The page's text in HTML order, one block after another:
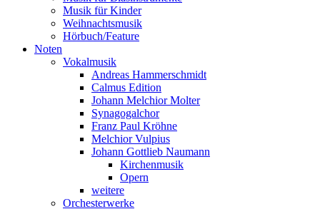
Musik für Kinder
Weihnachtsmusik
Hörbuch/Feature
Noten
Vokalmusik
Andreas Hammerschmidt
Calmus Edition
Johann Melchior Molter
Synagogalchor
Franz Paul Kröhne
Melchior Vulpius
Johann Gottlieb Naumann
Kirchenmusik
Opern
weitere
Orchesterwerke